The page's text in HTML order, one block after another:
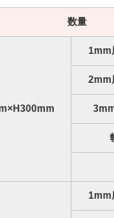
数量
1mm
2mm
1mm